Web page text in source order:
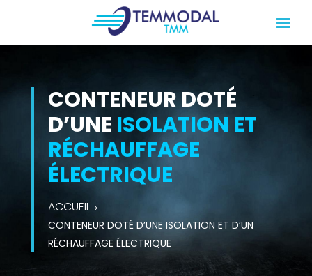
CONTENEUR DOTÉ
D’UNE ISOLATION ET
RÉCHAUFFAGE
ÉLECTRIQUE
ACCUEIL
CONTENEUR DOTÉ D’UNE ISOLATION ET D’UN
RÉCHAUFFAGE ÉLECTRIQUE